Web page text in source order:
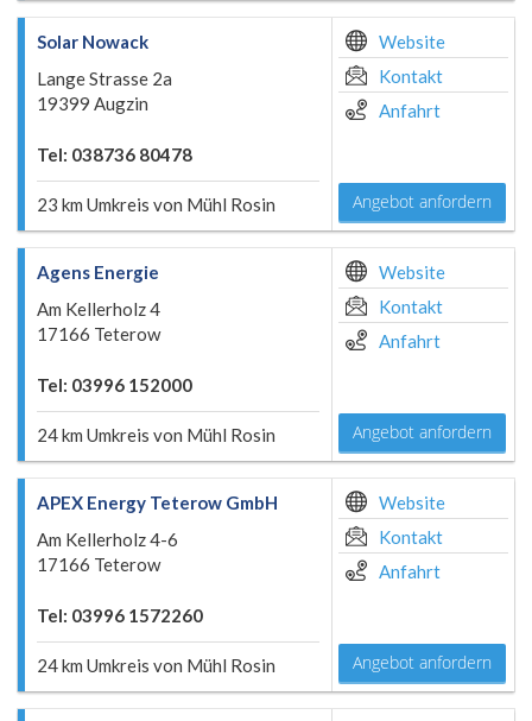
Solar Nowack
Lange Strasse 2a
19399 Augzin
Tel: 038736 80478
23 km Umkreis von Mühl Rosin
Website
Kontakt
Anfahrt
Angebot anfordern
Agens Energie
Am Kellerholz 4
17166 Teterow
Tel: 03996 152000
24 km Umkreis von Mühl Rosin
Website
Kontakt
Anfahrt
Angebot anfordern
APEX Energy Teterow GmbH
Am Kellerholz 4-6
17166 Teterow
Tel: 03996 1572260
24 km Umkreis von Mühl Rosin
Website
Kontakt
Anfahrt
Angebot anfordern